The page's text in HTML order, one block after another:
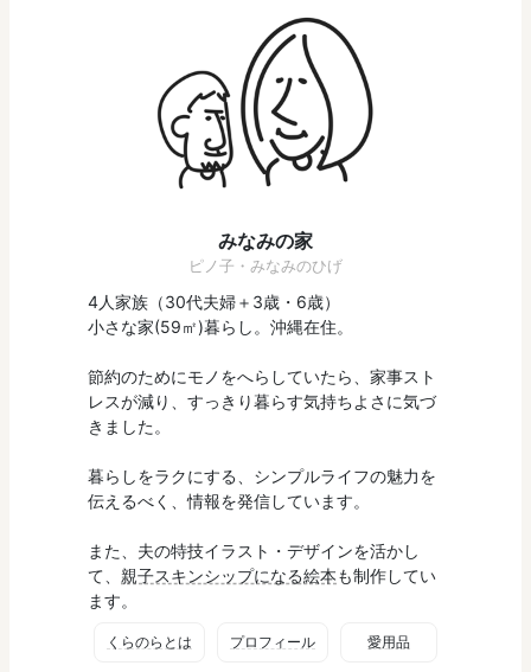
みなみの家
ピノ子・みなみのひげ
4人家族（30代夫婦＋3歳・6歳）
小さな家(59㎡)暮らし。沖縄在住。
節約のためにモノをへらしていたら、家事スト
レスが減り、すっきり暮らす気持ちよさに気づ
きました。
暮らしをラクにする、シンプルライフの魅力を
伝えるべく、情報を発信しています。
また、夫の特技イラスト・デザインを活かし
て、 親子スキンシップになる絵本も制作してい
ます。
くらのらとは プロフィール 愛用品